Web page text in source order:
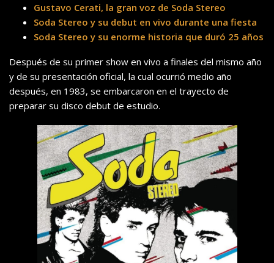
Gustavo Cerati, la gran voz de Soda Stereo
Soda Stereo y su debut en vivo durante una fiesta
Soda Stereo y su enorme historia que duró 25 años
Después de su primer show en vivo a finales del mismo año
y de su presentación oficial, la cual ocurrió medio año
después, en 1983, se embarcaron en el trayecto de
preparar su disco debut de estudio.